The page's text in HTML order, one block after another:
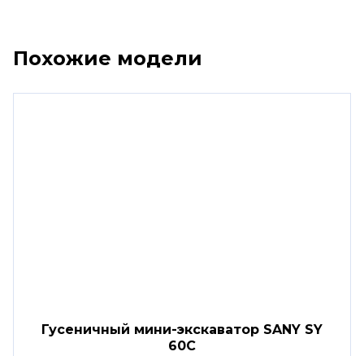
Похожие модели
Гусеничный мини-экскаватор SANY SY
60C